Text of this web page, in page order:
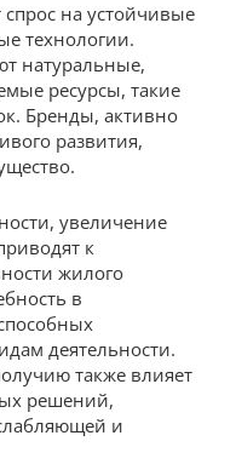
на устойчивые
технологии.
натуральные,
ресурсы, такие
Бренды, активно
развития,
увеличение
к
жилого
в
деятельности.
также влияет
решений,
и